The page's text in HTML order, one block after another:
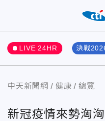
LIVE 24HR 決戰
中天新聞網 健康 總覽
新冠疫情來勢洶